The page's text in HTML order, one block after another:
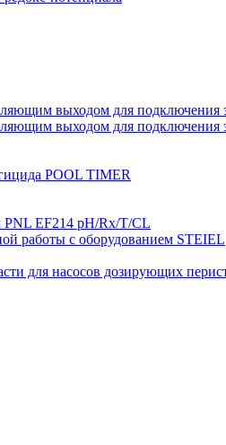
выходом для подключения
выходом для подключения
POOL TIMER
PNL EF214 pH/Rx/T/CL
работы с оборудованием STEIEL
для насосов дозирующих